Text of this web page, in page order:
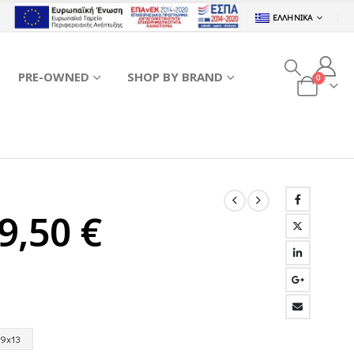
ΕΛΛΗΝΙΚΆ
PRE-OWNED SHOP BY BRAND 0
€Price
9x13